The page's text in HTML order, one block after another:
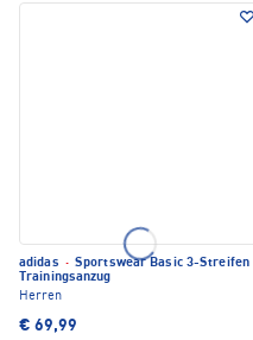
adidas · Sportswear Basic 3-Streifen
Trainingsanzug
Herren
€ 69,99